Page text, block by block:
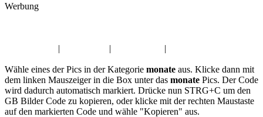
Werbung
| | |
Wähle eines der Pics in der Kategorie monate aus. Klicke dann mit
dem linken Mauszeiger in die Box unter das monate Pics. Der Code
wird dadurch automatisch markiert. Drücke nun STRG+C um den
GB Bilder Code zu kopieren, oder klicke mit der rechten Maustaste
auf den markierten Code und wähle "Kopieren" aus.